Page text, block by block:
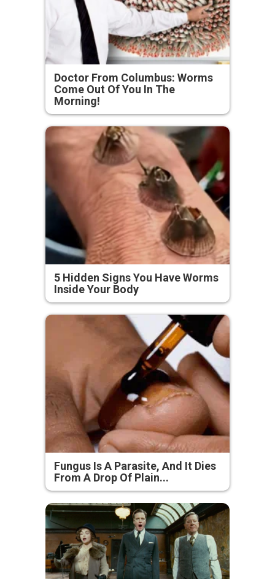
Doctor From Columbus: Worms
Come Out Of You In The
Morning!
5 Hidden Signs You Have Worms
Inside Your Body
Fungus Is A Parasite, And It Dies
From A Drop Of Plain...